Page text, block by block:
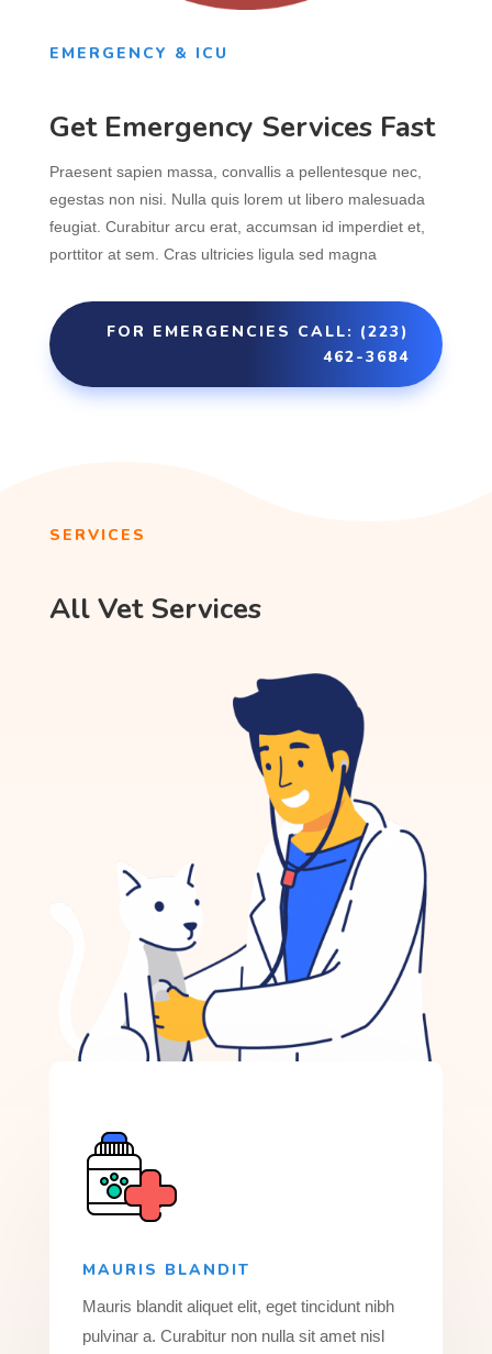
EMERGENCY & ICU
Get Emergency Services Fast
Praesent sapien massa, convallis a pellentesque nec,
egestas non nisi. Nulla quis lorem ut libero malesuada
feugiat. Curabitur arcu erat, accumsan id imperdiet et,
porttitor at sem. Cras ultricies ligula sed magna
FOR EMERGENCIES CALL: (223)
462-3684
SERVICES
All Vet Services
MAURIS BLANDIT
Mauris blandit aliquet elit, eget tincidunt nibh
pulvinar a. Curabitur non nulla sit amet nisl